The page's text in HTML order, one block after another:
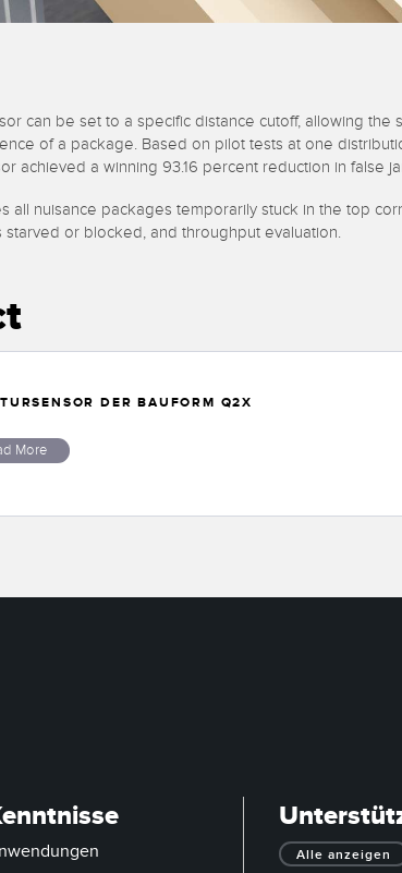
can be set to a specific distance cutoff, allowing
of a package. Based on pilot tests at one
achieved a winning 93.16 percent reduction in false
all nuisance packages temporarily stuck in the top
or blocked, and throughput evaluation.
DER BAUFORM Q2X
More
Alle anzeigen